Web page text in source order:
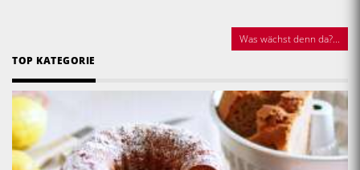
Was wächst denn da?...
TOP KATEGORIE